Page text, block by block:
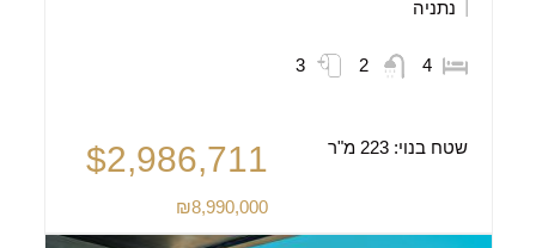
נתניה
4
2
3
שטח בנוי:223 מ"ר $2,986,711
₪8,990,000